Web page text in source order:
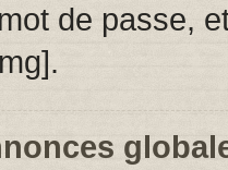
de passe,